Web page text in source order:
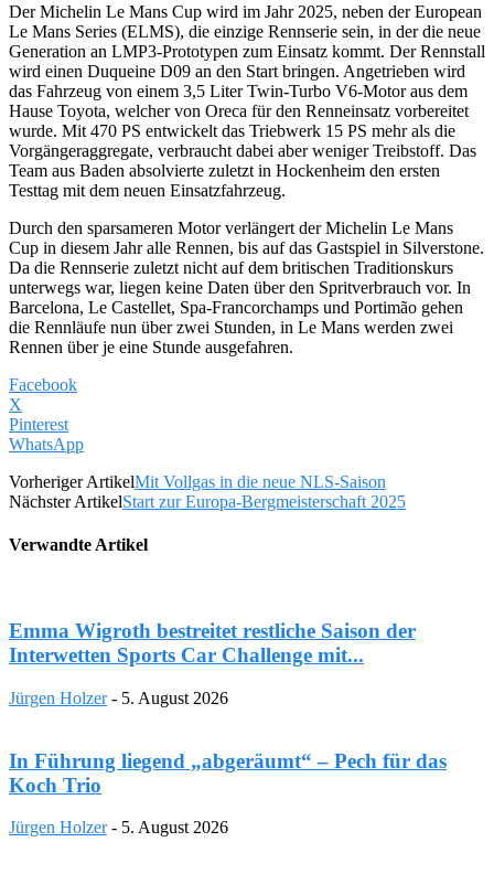
Der Michelin Le Mans Cup wird im Jahr 2025, neben der European
Le Mans Series (ELMS), die einzige Rennserie sein, in der die neue
Generation an LMP3-Prototypen zum Einsatz kommt. Der Rennstall
wird einen Duqueine D09 an den Start bringen. Angetrieben wird
das Fahrzeug von einem 3,5 Liter Twin-Turbo V6-Motor aus dem
Hause Toyota, welcher von Oreca für den Renneinsatz vorbereitet
wurde. Mit 470 PS entwickelt das Triebwerk 15 PS mehr als die
Vorgängeraggregate, verbraucht dabei aber weniger Treibstoff. Das
Team aus Baden absolvierte zuletzt in Hockenheim den ersten
Testtag mit dem neuen Einsatzfahrzeug.
Durch den sparsameren Motor verlängert der Michelin Le Mans
Cup in diesem Jahr alle Rennen, bis auf das Gastspiel in Silverstone.
Da die Rennserie zuletzt nicht auf dem britischen Traditionskurs
unterwegs war, liegen keine Daten über den Spritverbrauch vor. In
Barcelona, Le Castellet, Spa-Francorchamps und Portimão gehen
die Rennläufe nun über zwei Stunden, in Le Mans werden zwei
Rennen über je eine Stunde ausgefahren.
Facebook
X
Pinterest
WhatsApp
Vorheriger ArtikelMit Vollgas in die neue NLS-Saison
Nächster ArtikelStart zur Europa-Bergmeisterschaft 2025
Verwandte Artikel
Emma Wigroth bestreitet restliche Saison der
Interwetten Sports Car Challenge mit...
Jürgen Holzer - 5. August 2026
In Führung liegend „abgeräumt“ – Pech für das
Koch Trio
Jürgen Holzer - 5. August 2026